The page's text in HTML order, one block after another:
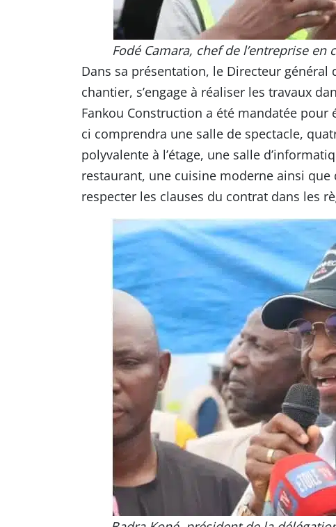
Fodé Camara, chef de l’entreprise en
Dans sa présentation, le Directeur général
chantier, s’engage à réaliser les travaux
Fankou Construction a été mandatée pour
ci comprendra une salle de spectacle,
polyvalente à l’étage, une salle
restaurant, une cuisine moderne ainsi
respecter les clauses du contrat dans les